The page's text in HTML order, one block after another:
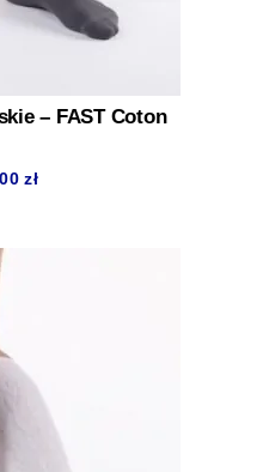
– FAST Coton
zł